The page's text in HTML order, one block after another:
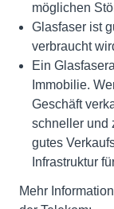
möglichen
Glasfaser ist
verbraucht
Ein
Immobilie.
Geschäft
schneller und
gutes
Infrastruktur
Mehr